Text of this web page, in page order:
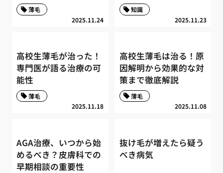
2025.11.24
薄毛
2025.11.23
知識
高校生薄毛が治った！
専門医が語る治療の可
能性
2025.11.18
薄毛
高校生薄毛は治る！原
因解明から効果的な対
策まで徹底解説
2025.11.08
薄毛
AGA治療、いつから始
めるべき？皮膚科での
早期相談の重要性
抜け毛が増えたら疑う
べき病気